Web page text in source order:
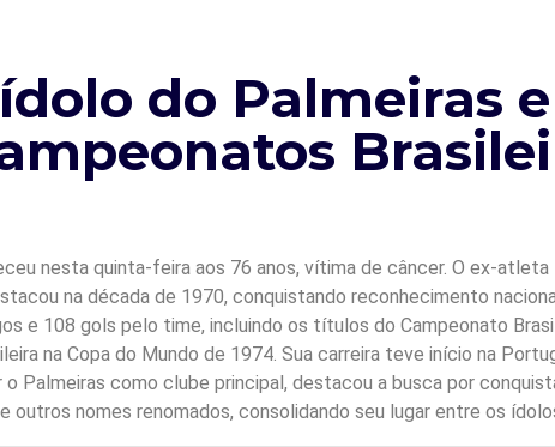
do Palmeiras
nesta quinta-feira aos 76 anos, vítima de câncer. O ex-
na década de 1970, conquistando reconhecimento
e 108 gols pelo time, incluindo os títulos do Campeonato
na Copa do Mundo de 1974. Sua carreira teve início na
Palmeiras como clube principal, destacou a busca por
nomes renomados, consolidando seu lugar entre os